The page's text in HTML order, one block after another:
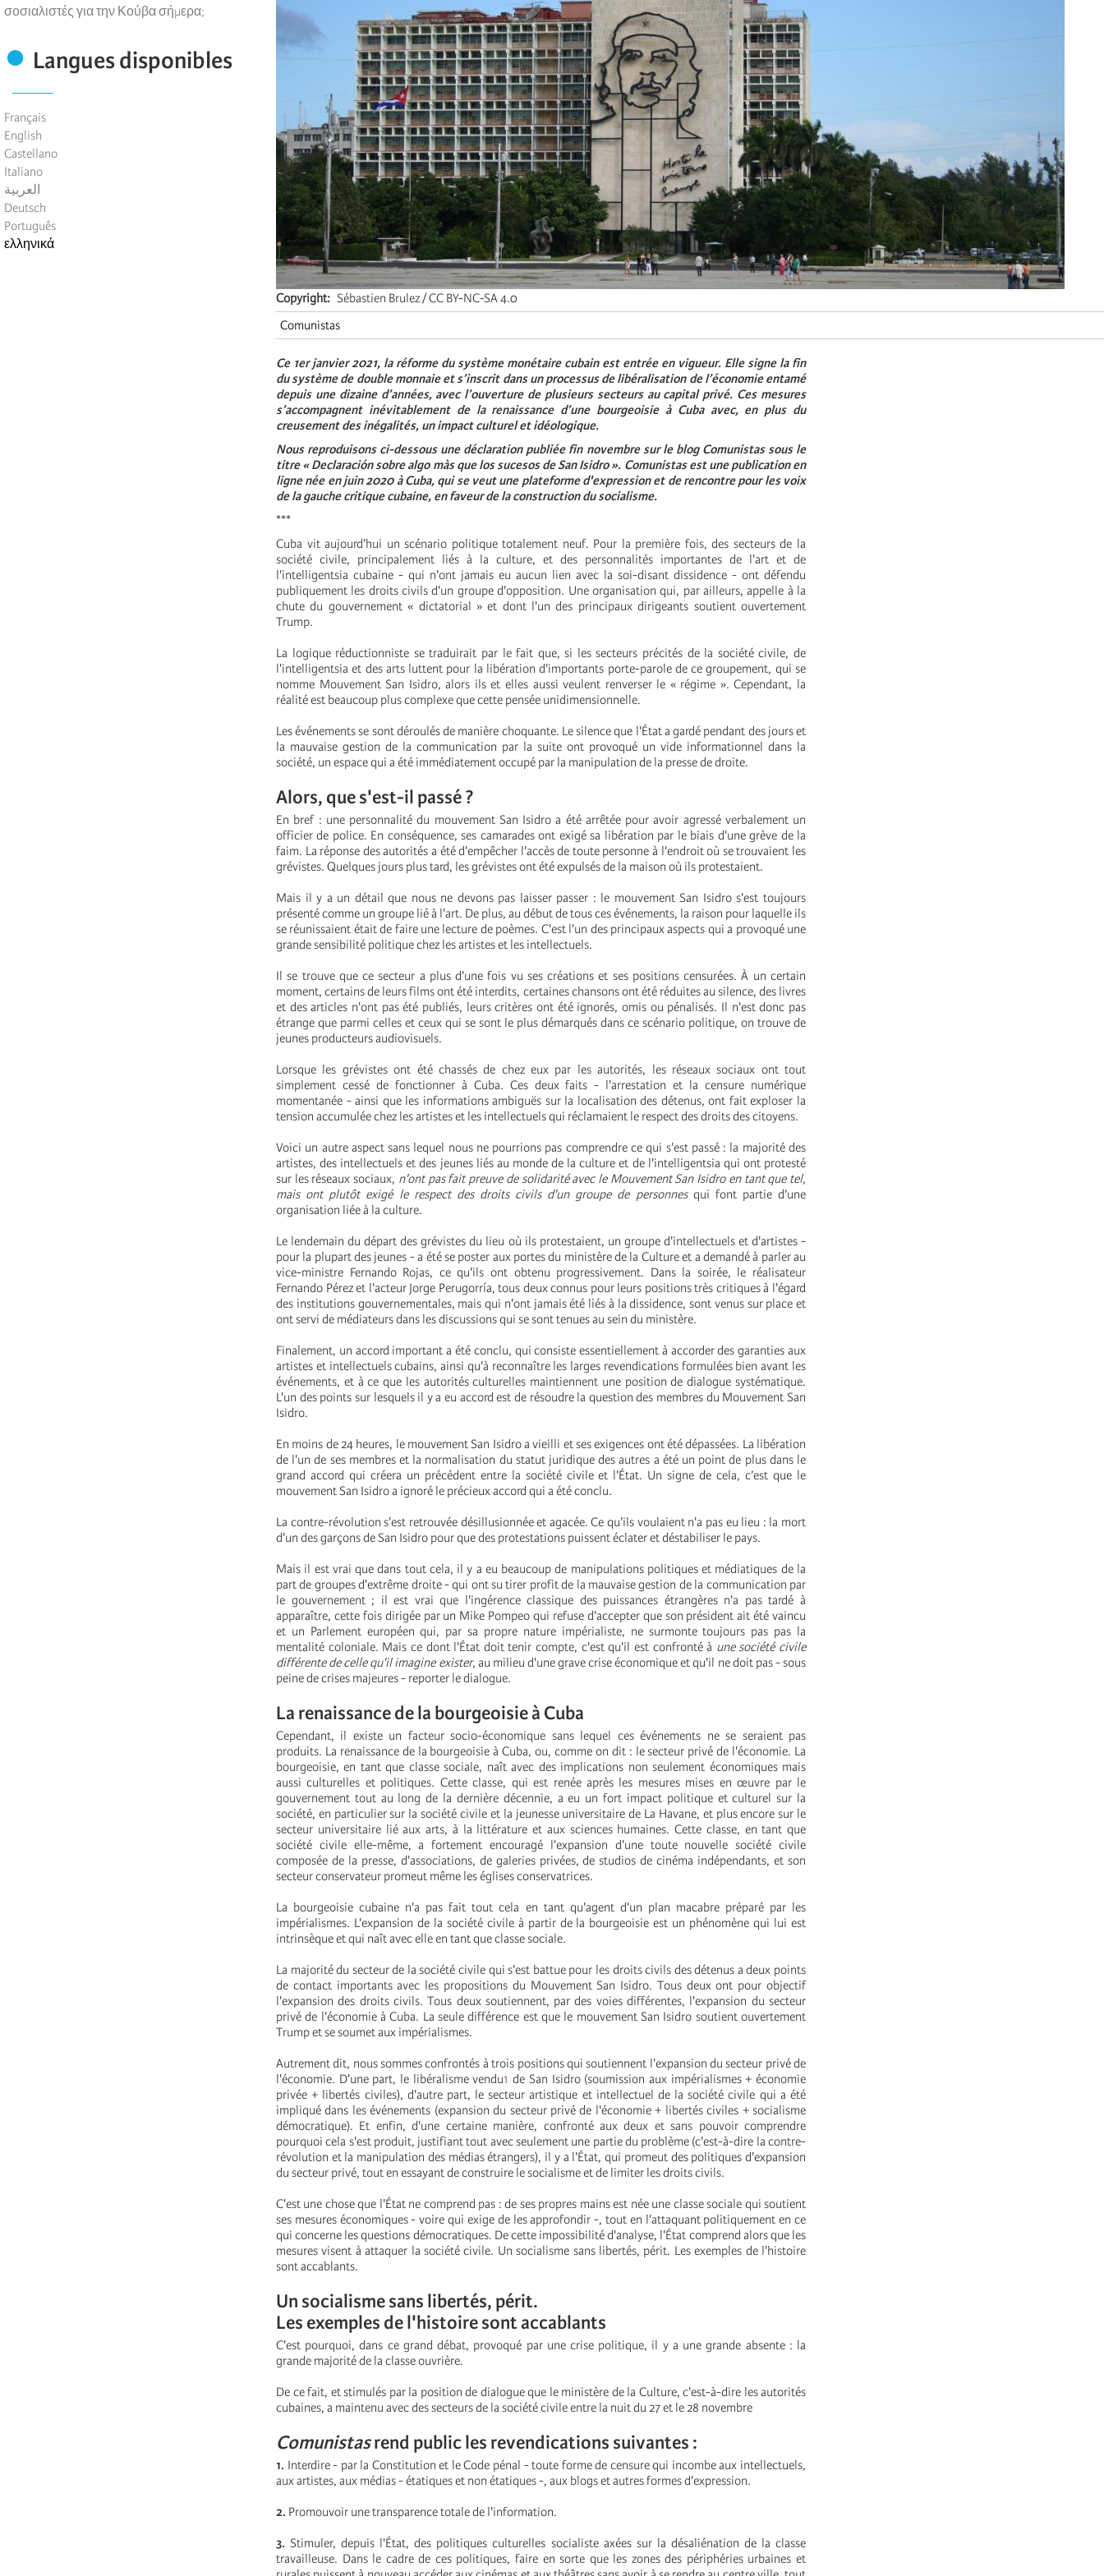
σοσιαλιστές για την Κούβα σήμερα;
Langues disponibles
Français
English
Castellano
Italiano
العربية
Deutsch
Português
ελληνικά
Copyright
Sébastien Brulez / CC BY-NC-SA 4.0
Comunistas
Ce 1er janvier 2021, la réforme du système monétaire cubain est entrée en vigueur. Elle signe la fin
du système de double monnaie et s’inscrit dans un processus de libéralisation de l’économie entamé
depuis une dizaine d’années, avec l’ouverture de plusieurs secteurs au capital privé. Ces mesures
s’accompagnent inévitablement de la renaissance d’une bourgeoisie à Cuba avec, en plus du
creusement des inégalités, un impact culturel et idéologique.
Nous reproduisons ci-dessous une déclaration publiée fin novembre sur le blog Comunistas sous le
titre « Declaración sobre algo màs que los sucesos de San Isidro ». Comunistas est une publication en
ligne née en juin 2020 à Cuba, qui se veut une plateforme d'expression et de rencontre pour les voix
de la gauche critique cubaine, en faveur de la construction du socialisme.
***
Cuba vit aujourd'hui un scénario politique totalement neuf. Pour la première fois, des secteurs de la
société civile, principalement liés à la culture, et des personnalités importantes de l'art et de
l'intelligentsia cubaine - qui n'ont jamais eu aucun lien avec la soi-disant dissidence - ont défendu
publiquement les droits civils d'un groupe d'opposition. Une organisation qui, par ailleurs, appelle à la
chute du gouvernement « dictatorial » et dont l'un des principaux dirigeants soutient ouvertement
Trump.
La logique réductionniste se traduirait par le fait que, si les secteurs précités de la société civile, de
l'intelligentsia et des arts luttent pour la libération d'importants porte-parole de ce groupement, qui se
nomme Mouvement San Isidro, alors ils et elles aussi veulent renverser le « régime ». Cependant, la
réalité est beaucoup plus complexe que cette pensée unidimensionnelle.
Les événements se sont déroulés de manière choquante. Le silence que l'État a gardé pendant des jours et
la mauvaise gestion de la communication par la suite ont provoqué un vide informationnel dans la
société, un espace qui a été immédiatement occupé par la manipulation de la presse de droite.
Alors, que s'est-il passé ?
En bref : une personnalité du mouvement San Isidro a été arrêtée pour avoir agressé verbalement un
officier de police. En conséquence, ses camarades ont exigé sa libération par le biais d'une grève de la
faim. La réponse des autorités a été d'empêcher l'accès de toute personne à l'endroit où se trouvaient les
grévistes. Quelques jours plus tard, les grévistes ont été expulsés de la maison où ils protestaient.
Mais il y a un détail que nous ne devons pas laisser passer : le mouvement San Isidro s'est toujours
présenté comme un groupe lié à l'art. De plus, au début de tous ces événements, la raison pour laquelle ils
se réunissaient était de faire une lecture de poèmes. C'est l'un des principaux aspects qui a provoqué une
grande sensibilité politique chez les artistes et les intellectuels.
Il se trouve que ce secteur a plus d'une fois vu ses créations et ses positions censurées. À un certain
moment, certains de leurs films ont été interdits, certaines chansons ont été réduites au silence, des livres
et des articles n'ont pas été publiés, leurs critères ont été ignorés, omis ou pénalisés. Il n'est donc pas
étrange que parmi celles et ceux qui se sont le plus démarqués dans ce scénario politique, on trouve de
jeunes producteurs audiovisuels.
Lorsque les grévistes ont été chassés de chez eux par les autorités, les réseaux sociaux ont tout
simplement cessé de fonctionner à Cuba. Ces deux faits - l'arrestation et la censure numérique
momentanée - ainsi que les informations ambiguës sur la localisation des détenus, ont fait exploser la
tension accumulée chez les artistes et les intellectuels qui réclamaient le respect des droits des citoyens.
Voici un autre aspect sans lequel nous ne pourrions pas comprendre ce qui s'est passé : la majorité des
artistes, des intellectuels et des jeunes liés au monde de la culture et de l'intelligentsia qui ont protesté
sur les réseaux sociaux, n'ont pas fait preuve de solidarité avec le Mouvement San Isidro en tant que tel,
mais ont plutôt exigé le respect des droits civils d'un groupe de personnesqui font partie d’une
organisation liée à la culture.
Le lendemain du départ des grévistes du lieu où ils protestaient, un groupe d'intellectuels et d'artistes -
pour la plupart des jeunes - a été se poster aux portes du ministère de la Culture et a demandé à parler au
vice-ministre Fernando Rojas, ce qu'ils ont obtenu progressivement. Dans la soirée, le réalisateur
Fernando Pérez et l'acteur Jorge Perugorría, tous deux connus pour leurs positions très critiques à l'égard
des institutions gouvernementales, mais qui n'ont jamais été liés à la dissidence, sont venus sur place et
ont servi de médiateurs dans les discussions qui se sont tenues au sein du ministère.
Finalement, un accord important a été conclu, qui consiste essentiellement à accorder des garanties aux
artistes et intellectuels cubains, ainsi qu'à reconnaître les larges revendications formulées bien avant les
événements, et à ce que les autorités culturelles maintiennent une position de dialogue systématique.
L'un des points sur lesquels il y a eu accord est de résoudre la question des membres du Mouvement San
Isidro.
En moins de 24 heures, le mouvement San Isidro a vieilli et ses exigences ont été dépassées. La libération
de l'un de ses membres et la normalisation du statut juridique des autres a été un point de plus dans le
grand accord qui créera un précédent entre la société civile et l'État. Un signe de cela, c’est que le
mouvement San Isidro a ignoré le précieux accord qui a été conclu.
La contre-révolution s'est retrouvée désillusionnée et agacée.Ce qu'ils voulaient n'a pas eu lieu : la mort
d'un des garçons de San Isidro pour que des protestations puissent éclater et déstabiliser le pays.
Mais il est vrai que dans tout cela, il y a eu beaucoup de manipulations politiques et médiatiques de la
part de groupes d'extrême droite - qui ont su tirer profit de la mauvaise gestion de la communication par
le gouvernement ; il est vrai que l'ingérence classique des puissances étrangères n'a pas tardé à
apparaître, cette fois dirigée par un Mike Pompeo qui refuse d'accepter que son président ait été vaincu
et un Parlement européen qui, par sa propre nature impérialiste, ne surmonte toujours pas pas la
mentalité coloniale. Mais ce dont l'État doit tenir compte, c'est qu'il est confronté à une société civile
différente de celle qu'il imagine exister, au milieu d'une grave crise économique et qu'il ne doit pas - sous
peine de crises majeures - reporter le dialogue.
La renaissance de la bourgeoisie à Cuba
Cependant, il existe un facteur socio-économique sans lequel ces événements ne se seraient pas
produits. La renaissance de la bourgeoisie à Cuba, ou, comme on dit : le secteur privé de l'économie. La
bourgeoisie, en tant que classe sociale, naît avec des implications non seulement économiques mais
aussi culturelles et politiques. Cette classe, qui est renée après les mesures mises en œuvre par le
gouvernement tout au long de la dernière décennie, a eu un fort impact politique et culturel sur la
société, en particulier sur la société civile et la jeunesse universitaire de La Havane, et plus encore sur le
secteur universitaire lié aux arts, à la littérature et aux sciences humaines. Cette classe, en tant que
société civile elle-même, a fortement encouragé l'expansion d'une toute nouvelle société civile
composée de la presse, d'associations, de galeries privées, de studios de cinéma indépendants, et son
secteur conservateur promeut même les églises conservatrices.
La bourgeoisie cubaine n'a pas fait tout cela en tant qu'agent d'un plan macabre préparé par les
impérialismes. L'expansion de la société civile à partir de la bourgeoisie est un phénomène qui lui est
intrinsèque et qui naît avec elle en tant que classe sociale.
La majorité du secteur de la société civile qui s'est battue pour les droits civils des détenus a deux points
de contact importants avec les propositions du Mouvement San Isidro. Tous deux ont pour objectif
l'expansion des droits civils. Tous deux soutiennent, par des voies différentes, l'expansion du secteur
privé de l'économie à Cuba. La seule différence est que le mouvement San Isidro soutient ouvertement
Trump et se soumet aux impérialismes.
Autrement dit, nous sommes confrontés à trois positions qui soutiennent l'expansion du secteur privé de
l'économie. D'une part, le libéralisme vendu1 de San Isidro (soumission aux impérialismes + économie
privée + libertés civiles), d'autre part, le secteur artistique et intellectuel de la société civile qui a été
impliqué dans les événements (expansion du secteur privé de l'économie + libertés civiles + socialisme
démocratique). Et enfin, d'une certaine manière, confronté aux deux et sans pouvoir comprendre
pourquoi cela s'est produit, justifiant tout avec seulement une partie du problème (c'est-à-dire la contre-
révolution et la manipulation des médias étrangers), il y a l'État, qui promeut des politiques d'expansion
du secteur privé, tout en essayant de construire le socialisme et de limiter les droits civils.
C'est une chose que l'État ne comprend pas : de ses propres mains est née une classe sociale qui soutient
ses mesures économiques - voire qui exige de les approfondir -, tout en l'attaquant politiquement en ce
qui concerne les questions démocratiques. De cette impossibilité d'analyse, l'État comprend alors que les
mesures visent à attaquer la société civile. Un socialisme sans libertés, périt. Les exemples de l'histoire
sont accablants.
Un socialisme sans libertés, périt.
Les exemples de l'histoire sont accablants
C'est pourquoi, dans ce grand débat, provoqué par une crise politique, il y a une grande absente : la
grande majorité de la classe ouvrière.
De ce fait, et stimulés par la position de dialogue que le ministère de la Culture, c'est-à-dire les autorités
cubaines, a maintenu avec des secteurs de la société civile entre la nuit du 27 et le 28 novembre
Comunistasrend public les revendications suivantes :
1. Interdire - par la Constitution et le Code pénal - toute forme de censure qui incombe aux intellectuels,
aux artistes, aux médias - étatiques et non étatiques -, aux blogs et autres formes d'expression.
2. Promouvoir une transparence totale de l'information.
3.Stimuler, depuis l'État, des politiques culturelles socialiste axées sur la désaliénation de la classe
travailleuse. Dans le cadre de ces politiques, faire en sorte que les zones des périphéries urbaines et